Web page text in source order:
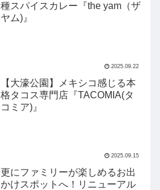
種スパイスカレー『the yam（ザ
ヤム)』
2025.09.22
【大濠公園】メキシコ感じる本
格タコス専門店『TACOMIA(タ
コミア)』
2025.09.15
更にファミリーが楽しめるお出
かけスポットへ！リニューアル